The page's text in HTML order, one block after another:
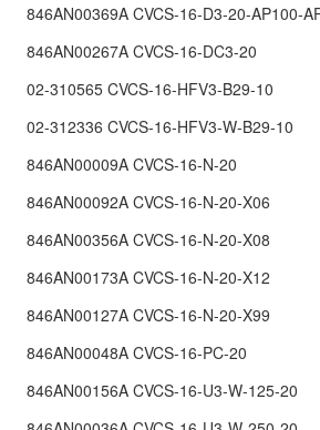
846AN00369A CVCS-16-D3-20-AP100-
846AN00267A CVCS-16-DC3-20
02-310565 CVCS-16-HFV3-B29-10
02-312336 CVCS-16-HFV3-W-B29-10
846AN00009A CVCS-16-N-20
846AN00092A CVCS-16-N-20-X06
846AN00356A CVCS-16-N-20-X08
846AN00173A CVCS-16-N-20-X12
846AN00127A CVCS-16-N-20-X99
846AN00048A CVCS-16-PC-20
846AN00156A CVCS-16-U3-W-125-20